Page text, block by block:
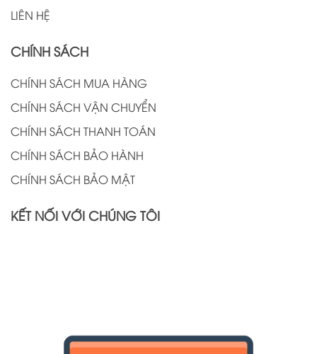
LIÊN HỆ
CHÍNH SÁCH
CHÍNH SÁCH MUA HÀNG
CHÍNH SÁCH VẬN CHUYỂN
CHÍNH SÁCH THANH TOÁN
CHÍNH SÁCH BẢO HÀNH
CHÍNH SÁCH BẢO MẬT
KẾT NỐI VỚI CHÚNG TÔI